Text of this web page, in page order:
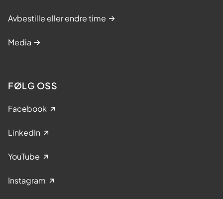
Avbestille eller endre time
Media
FØLG OSS
Facebook
LinkedIn
YouTube
Instagram